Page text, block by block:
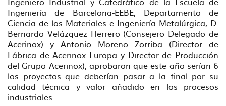
Ingeniería de Barcelona-EEBE, Departamento de
Ciencia de los Materiales e Ingeniería Metalúrgica, D.
Bernardo Velázquez Herrero (Consejero Delegado de
Acerinox) y Antonio Moreno Zorriba (Director de
Fábrica de Acerinox Europa y Director de Producción
del Grupo Acerinox), aprobaron que este año serían 6
los proyectos que deberían pasar a la final por su
calidad técnica y valor añadido en los procesos
industriales.